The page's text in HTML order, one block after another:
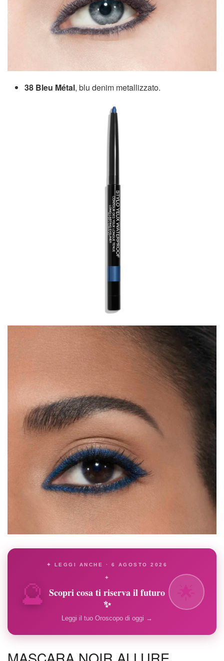
38 Bleu Métal, blu denim metallizzato.
🔮
✦ LEGGI ANCHE · 6 AGOSTO 2026
✦
Scopri cosa ti riserva il futuro
✨
Leggi il tuo Oroscopo di oggi →